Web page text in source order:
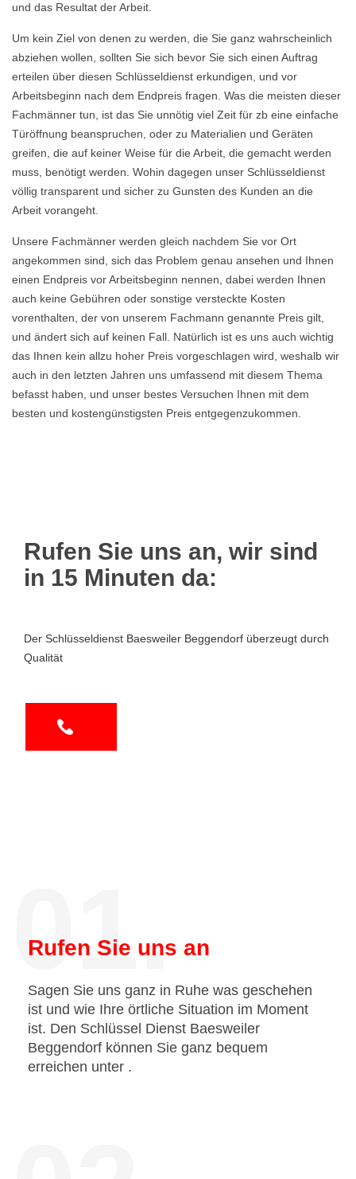
und das Resultat der Arbeit.
Um kein Ziel von denen zu werden, die Sie ganz wahrscheinlich
abziehen wollen, sollten Sie sich bevor Sie sich einen Auftrag
erteilen über diesen Schlüsseldienst erkundigen, und vor
Arbeitsbeginn nach dem Endpreis fragen. Was die meisten dieser
Fachmänner tun, ist das Sie unnötig viel Zeit für zb eine einfache
Türöffnung beanspruchen, oder zu Materialien und Geräten
greifen, die auf keiner Weise für die Arbeit, die gemacht werden
muss, benötigt werden. Wohin dagegen unser Schlüsseldienst
völlig transparent und sicher zu Gunsten des Kunden an die
Arbeit vorangeht.
Unsere Fachmänner werden gleich nachdem Sie vor Ort
angekommen sind, sich das Problem genau ansehen und Ihnen
einen Endpreis vor Arbeitsbeginn nennen, dabei werden Ihnen
auch keine Gebühren oder sonstige versteckte Kosten
vorenthalten, der von unserem Fachmann genannte Preis gilt,
und ändert sich auf keinen Fall. Natürlich ist es uns auch wichtig
das Ihnen kein allzu hoher Preis vorgeschlagen wird, weshalb wir
auch in den letzten Jahren uns umfassend mit diesem Thema
befasst haben, und unser bestes Versuchen Ihnen mit dem
besten und kostengünstigsten Preis entgegenzukommen.
Rufen Sie uns an, wir sind
in 15 Minuten da:
Der Schlüsseldienst Baesweiler Beggendorf überzeugt durch
Qualität
01.
Rufen Sie uns an
Sagen Sie uns ganz in Ruhe was geschehen
ist und wie Ihre örtliche Situation im Moment
ist. Den Schlüssel Dienst Baesweiler
Beggendorf können Sie ganz bequem
erreichen unter .